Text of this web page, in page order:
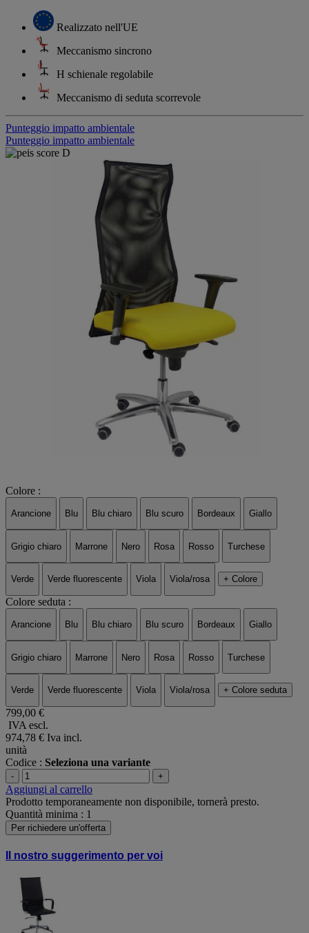
Realizzato nell'UE
Meccanismo sincrono
H schienale regolabile
Meccanismo di seduta scorrevole
Punteggio impatto ambientale
Punteggio impatto ambientale
Colore :
Arancione Blu Blu chiaro Blu scuro Bordeaux Giallo
Grigio chiaro Marrone Nero Rosa Rosso Turchese
Verde Verde fluorescente Viola Viola/rosa + Colore
Colore seduta :
Arancione Blu Blu chiaro Blu scuro Bordeaux Giallo
Grigio chiaro Marrone Nero Rosa Rosso Turchese
Verde Verde fluorescente Viola Viola/rosa + Colore seduta
799,00 €
IVA escl.
974,78 € Iva incl.
unità
Codice : Seleziona una variante
- +
Aggiungi al carrello
Prodotto temporaneamente non disponibile, tornerà presto.
Quantità minima : 1
Per richiedere un'offerta
Il nostro suggerimento per voi